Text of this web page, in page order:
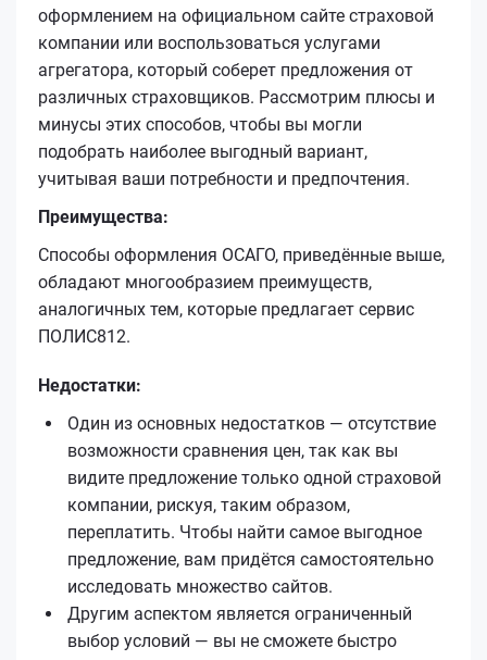
оформлением на официальном сайте страховой
компании или воспользоваться услугами
агрегатора, который соберет предложения от
различных страховщиков. Рассмотрим плюсы и
минусы этих способов, чтобы вы могли
подобрать наиболее выгодный вариант,
учитывая ваши потребности и предпочтения.
Преимущества:
Способы оформления ОСАГО, приведённые выше,
обладают многообразием преимуществ,
аналогичных тем, которые предлагает сервис
ПОЛИС812.
Недостатки:
Один из основных недостатков — отсутствие
возможности сравнения цен, так как вы
видите предложение только одной страховой
компании, рискуя, таким образом,
переплатить. Чтобы найти самое выгодное
предложение, вам придётся самостоятельно
исследовать множество сайтов.
Другим аспектом является ограниченный
выбор условий — вы не сможете быстро